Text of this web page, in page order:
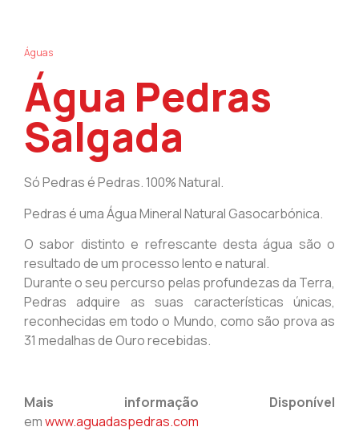
Águas
Água Pedras
Salgada
Só Pedras é Pedras. 100% Natural.
Pedras é uma Água Mineral Natural Gasocarbónica.
O sabor distinto e refrescante desta água são o
resultado de um processo lento e natural.
Durante o seu percurso pelas profundezas da Terra,
Pedras adquire as suas características únicas,
reconhecidas em todo o Mundo, como são prova as
31 medalhas de Ouro recebidas.
Mais informação Disponível
emwww.aguadaspedras.com